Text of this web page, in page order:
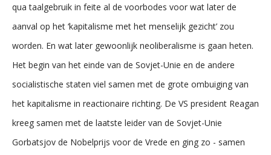
qua taalgebruik in feite al de voorbodes voor wat later de
aanval op het ‘kapitalisme met het menselijk gezicht’ zou
worden. En wat later gewoonlijk neoliberalisme is gaan heten.
Het begin van het einde van de Sovjet-Unie en de andere
socialistische staten viel samen met de grote ombuiging van
het kapitalisme in reactionaire richting. De VS president Reagan
kreeg samen met de laatste leider van de Sovjet-Unie
Gorbatsjov de Nobelprijs voor de Vrede en ging zo - samen